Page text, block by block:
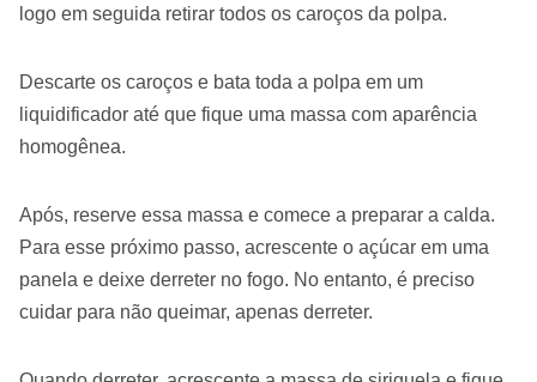
logo em seguida retirar todos os caroços da polpa.
Descarte os caroços e bata toda a polpa em um
liquidificador até que fique uma massa com aparência
homogênea.
Após, reserve essa massa e comece a preparar a calda.
Para esse próximo passo, acrescente o açúcar em uma
panela e deixe derreter no fogo. No entanto, é preciso
cuidar para não queimar, apenas derreter.